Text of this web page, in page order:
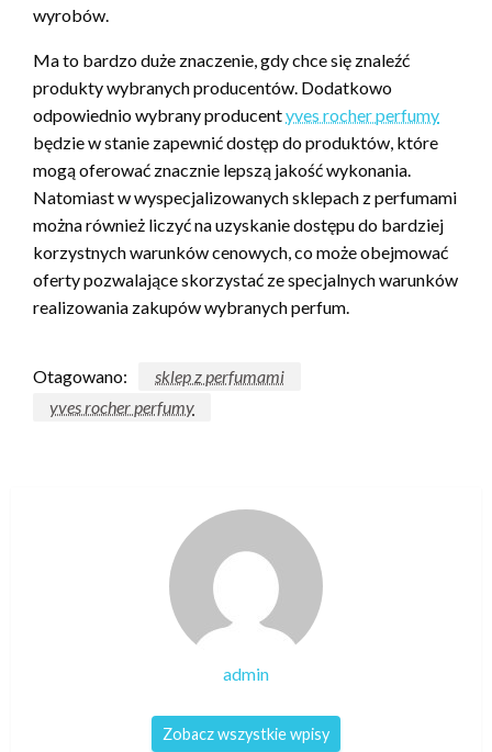
wyrobów.
Ma to bardzo duże znaczenie, gdy chce się znaleźć
produkty wybranych producentów. Dodatkowo
odpowiednio wybrany producentyves rocher perfumy
będzie w stanie zapewnić dostęp do produktów, które
mogą oferować znacznie lepszą jakość wykonania.
Natomiast w wyspecjalizowanych sklepach z perfumami
można również liczyć na uzyskanie dostępu do bardziej
korzystnych warunków cenowych, co może obejmować
oferty pozwalające skorzystać ze specjalnych warunków
realizowania zakupów wybranych perfum.
Otagowano:
sklep z perfumami
yves rocher perfumy
admin
Zobacz wszystkie wpisy